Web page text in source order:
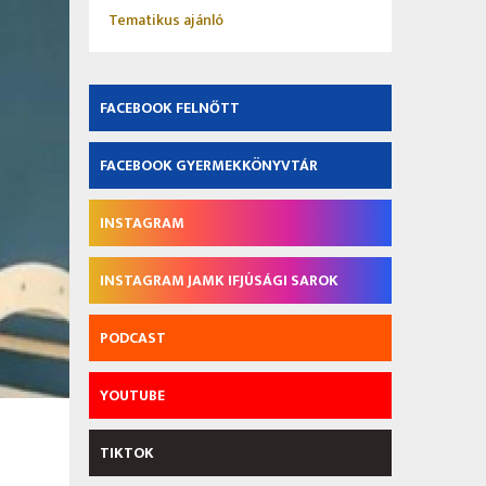
Tematikus ajánló
FACEBOOK FELNŐTT
FACEBOOK GYERMEKKÖNYVTÁR
INSTAGRAM
INSTAGRAM JAMK IFJÚSÁGI SAROK
PODCAST
YOUTUBE
TIKTOK